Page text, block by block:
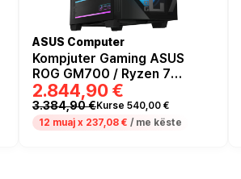
ASUS Computer
Kompjuter Gaming ASUS
ROG GM700 / Ryzen 7
8700F / 32GB DDR5 / 2TB /
RTX 5060 Ti - Zezë
2.844,90 €
3.384,90 €Kurse 540,00 €
12 muaj x 237,08 € / me këste